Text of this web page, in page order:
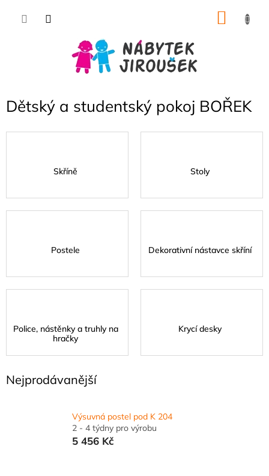
Dětský a studentský pokoj BOŘEK
Skříně Stoly
Postele Dekorativní nástavce skříní
Police, nástěnky a truhly na
hračky
Krycí desky
Nejprodávanější
Výsuvná postel pod K 204
2 - 4 týdny pro výrobu
5 456 Kč